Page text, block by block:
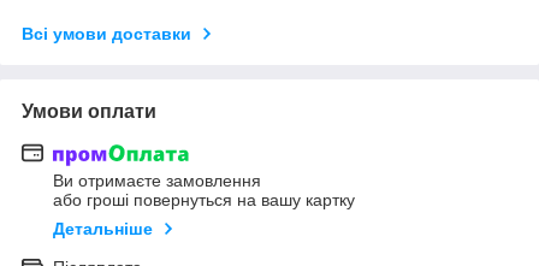
Всі умови доставки
Умови оплати
Ви отримаєте замовлення
або гроші повернуться на вашу картку
Детальніше